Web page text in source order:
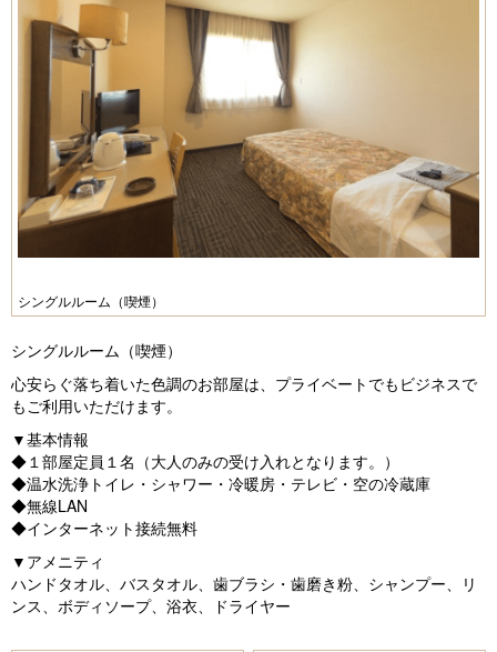
シングルルーム（喫煙）
シングルルーム（喫煙）
心安らぐ落ち着いた色調のお部屋は、プライベートでもビジネスで
もご利用いただけます。
▼基本情報
◆１部屋定員１名（大人のみの受け入れとなります。）
◆温水洗浄トイレ・シャワー・冷暖房・テレビ・空の冷蔵庫
◆無線LAN
◆インターネット接続無料
▼アメニティ
ハンドタオル、バスタオル、歯ブラシ・歯磨き粉、シャンプー、リ
ンス、ボディソープ、浴衣、ドライヤー